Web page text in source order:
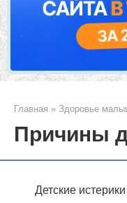
Главная » Здоровье
Причины
Детские